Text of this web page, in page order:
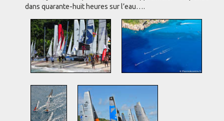
dans quarante-huit heures sur l’eau….